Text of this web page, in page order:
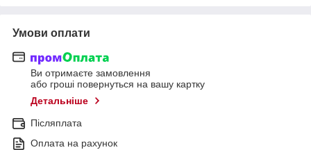
Умови оплати
Ви отримаєте замовлення
або гроші повернуться на вашу картку
Детальніше
Післяплата
Оплата на рахунок